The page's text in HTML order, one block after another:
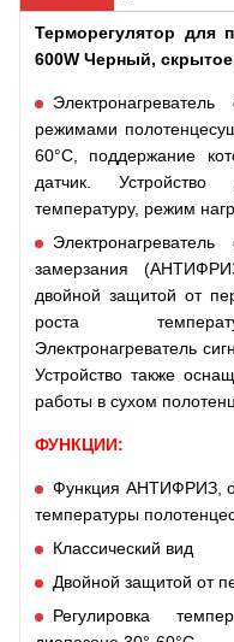
Терморегулятор для
600W Черный,
режимами
60°C, поддержание
датчик. Устройство
температуру, режим
замерзания
двойной защитой от
роста
Электронагреватель
Устройство также
работы в сухом
ФУНКЦИИ:
Функция АНТИФРИЗ,
температуры
Классический вид
Двойной защитой от
Регулировка